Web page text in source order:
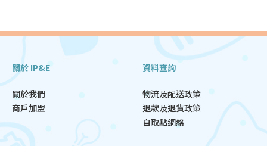
關於 IP&E
關於我們
商戶加盟
資料查詢
物流及配送政策
退款及退貨政策
自取點網絡